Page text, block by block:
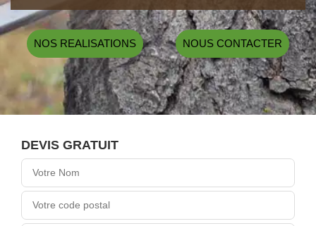
NOS REALISATIONS NOUS CONTACTER
DEVIS GRATUIT